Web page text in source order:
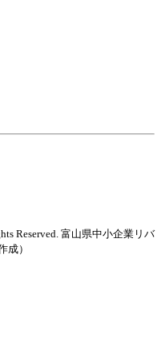
Reserved. 富山県中小企業リバ
成）